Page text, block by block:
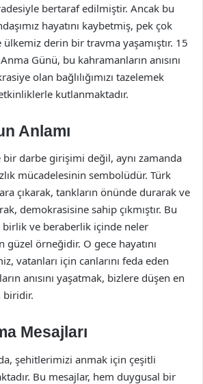
bertaraf edilmiştir. Ancak bu
hayatını kaybetmiş, pek çok
ülkemiz derin bir travma yaşamıştır. 15
Günü, bu kahramanların anısını
olan bağlılığımızı tazelemek
kutlanmaktadır.
Anlamı
bir darbe girişimi değil, aynı zamanda
mücadelesinin sembolüdür. Türk
çıkarak, tankların önünde durarak ve
demokrasisine sahip çıkmıştır. Bu
ve beraberlik içinde neler
güzel örneğidir. O gece hayatını
vatanları için canlarını feda eden
anısını yaşatmak, bizlere düşen en
biridir.
Mesajları
şehitlerimizi anmak için çeşitli
Bu mesajlar, hem duygusal bir